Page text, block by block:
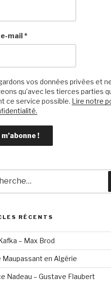
mail*
vos données privées et
qu’avec les tierces parties
ce service possible. Lire notre
RÉCENTS
– Max Brod
Maupassant en Algérie
Nadeau – Gustave Flaubert